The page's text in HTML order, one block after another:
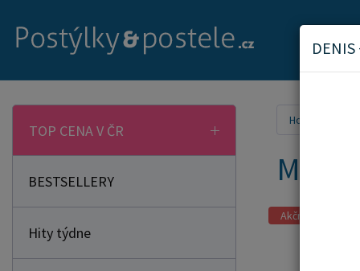
TOP CENA V ČR
BESTSELLERY
Hity týdne
Home
Akční zboží
DENIS